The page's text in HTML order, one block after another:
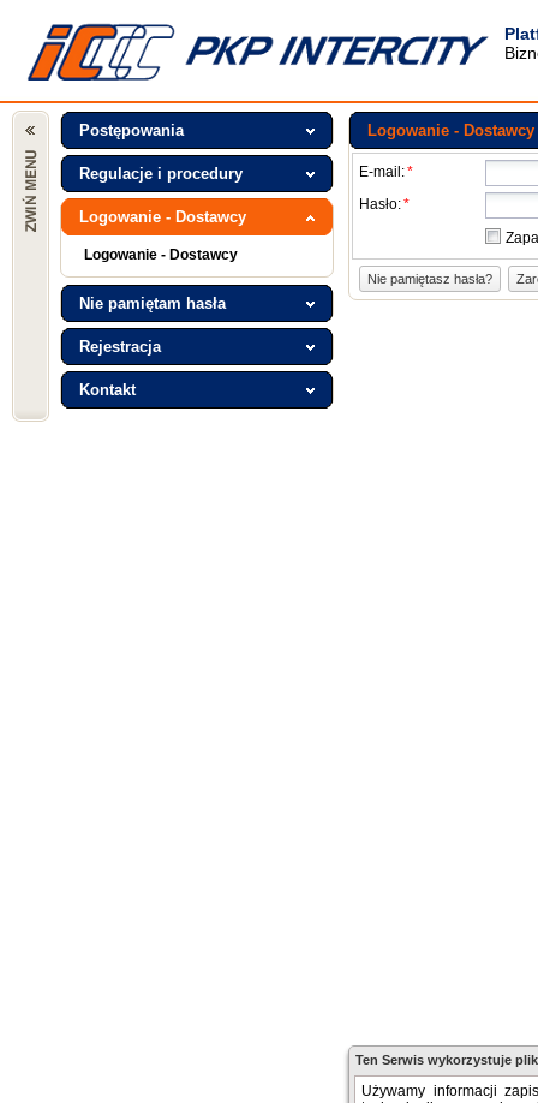
Postępowania
Regulacje i procedury
Logowanie - Dostawcy
Logowanie - Dostawcy
Nie pamiętam hasła
Rejestracja
Kontakt
Logowanie - Dostawcy
E-mail:*
Hasło:*
Nie pamiętasz hasła?
Ten Serwis wykorzystuje
Używamy informacji